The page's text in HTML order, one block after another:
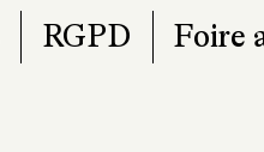
RGPD Foire